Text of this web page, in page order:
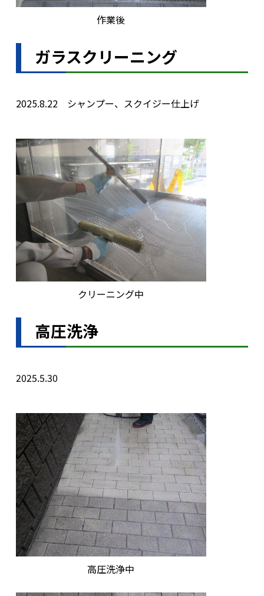
作業後
ガラスクリーニング
2025.8.22 シャンプー、スクイジー仕上げ
クリーニング中
高圧洗浄
2025.5.30
高圧洗浄中